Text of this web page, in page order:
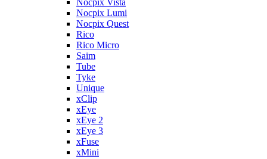
Nocpix Lumi
Nocpix Quest
Rico
Rico Micro
Saim
Tube
Tyke
Unique
xClip
xEye
xEye 2
xEye 3
xFuse
xMini